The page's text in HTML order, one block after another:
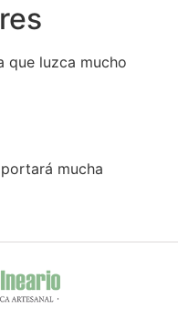
que luzca mucho
mucha